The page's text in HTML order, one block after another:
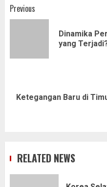
Post
navigation
Previous
Dinamika
yang
Next
Ketegangan Baru di
RELATED NEWS